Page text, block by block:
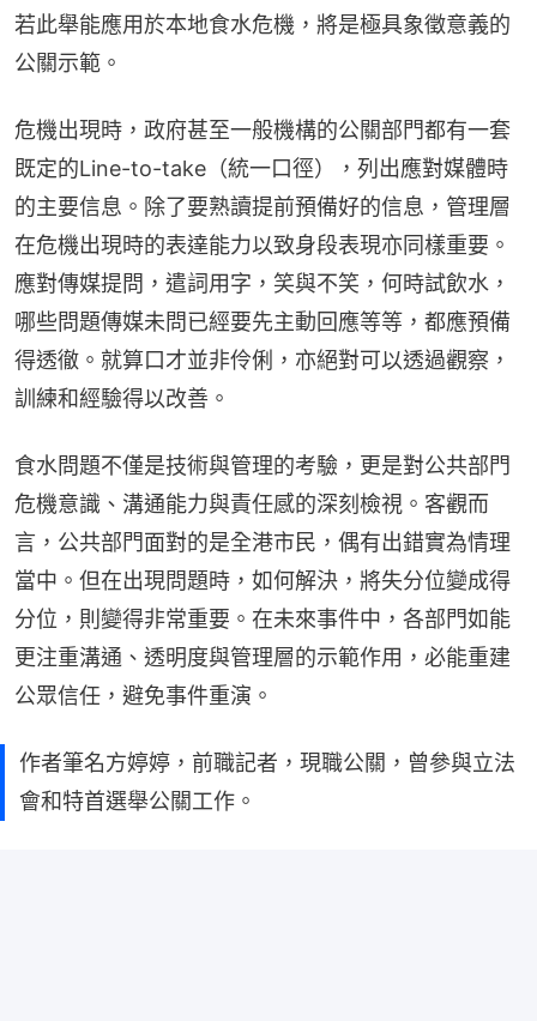
若此舉能應用於本地食水危機，將是極具象徵意義的
公關示範。
危機出現時，政府甚至一般機構的公關部門都有一套
既定的Line-to-take（統一口徑），列出應對媒體時
的主要信息。除了要熟讀提前預備好的信息，管理層
在危機出現時的表達能力以致身段表現亦同樣重要。
應對傳媒提問，遣詞用字，笑與不笑，何時試飲水，
哪些問題傳媒未問已經要先主動回應等等，都應預備
得透徹。就算口才並非伶俐，亦絕對可以透過觀察，
訓練和經驗得以改善。
食水問題不僅是技術與管理的考驗，更是對公共部門
危機意識、溝通能力與責任感的深刻檢視。客觀而
言，公共部門面對的是全港市民，偶有出錯實為情理
當中。但在出現問題時，如何解決，將失分位變成得
分位，則變得非常重要。在未來事件中，各部門如能
更注重溝通、透明度與管理層的示範作用，必能重建
公眾信任，避免事件重演。
作者筆名方婷婷，前職記者，現職公關，曾參與立法
會和特首選舉公關工作。